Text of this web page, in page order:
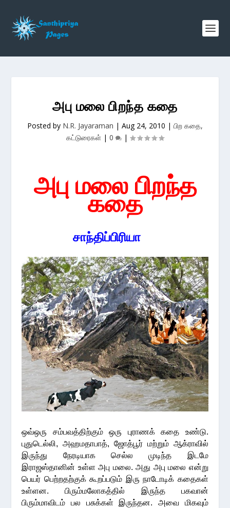
அபு மலை பிறந்த கதை
Posted by N.R. Jayaraman | Aug 24, 2010 | பிற கதை,
கட்டுரைகள் | 0 |
அபு மலை பிறந்த
கதை
சாந்திப்பிரியா
ஒவ்ஒரு சம்பவத்திற்கும் ஒரு புராணக் கதை உண்டு.
புதுடெல்லி, அஹமதாபாத், ஜோத்பூர் மற்றும் ஆக்ராவில்
இருந்து நேரடியாக செல்ல முடிந்த இடமே
இராஜஸ்தானின் உள்ள அபு மலை. அது அபு மலை என்று
பெயர் பெற்றதற்குக் கூறப்படும் இரு நாடோடிக் கதைகள்
உள்ளன. பிரும்மலோகத்தில் இருந்த பகவான்
பிரும்மாவிடம் பல பசுக்கள் இருந்தன. அவை மிகவும்